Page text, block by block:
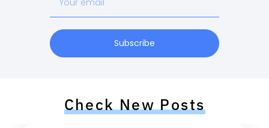
email
Subscribe
Check New Posts